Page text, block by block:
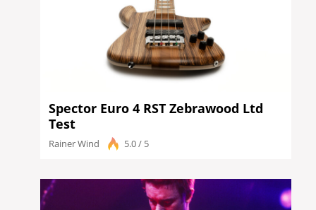
Spector Euro 4 RST Zebrawood Ltd
Test
Rainer Wind 5.0 / 5